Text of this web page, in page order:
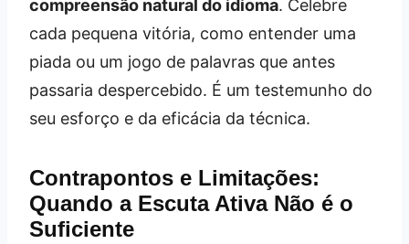
compreensão natural do idioma. Celebre
cada pequena vitória, como entender uma
piada ou um jogo de palavras que antes
passaria despercebido. É um testemunho do
seu esforço e da eficácia da técnica.
Contrapontos e Limitações:
Quando a Escuta Ativa Não é o
Suficiente